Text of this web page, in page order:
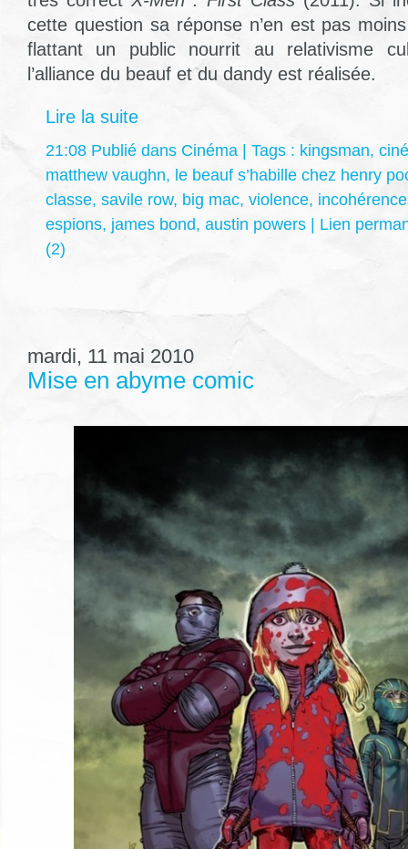
cette question sa réponse n’en est pas
flattant un public nourrit au relativisme
l’alliance du beauf et du dandy est réalisée.
Lire la suite
21:08 Publié dans Cinéma | Tags : kingsman,
matthew vaughn, le beauf s’habille chez henry
classe, savile row, big mac, violence,
espions, james bond, austin powers | Lien
(2)
mardi, 11 mai 2010
Mise en abyme comic